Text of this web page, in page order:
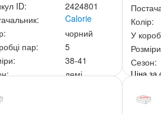
ID:
2424801
Calorie
чорний
пар:
5
38-41
демі
Колір:
У
Сезон:
Ціна